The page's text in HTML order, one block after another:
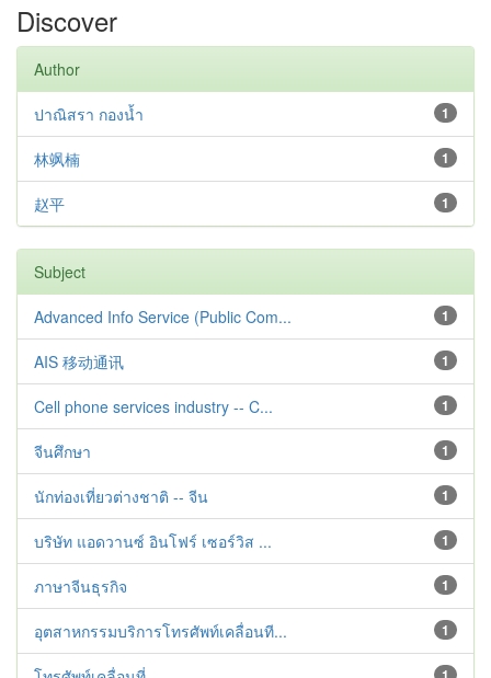
Discover
Author
1
ปาณิสรา กองน้ำ
1
林飒楠
1
赵平
Subject
1
Advanced Info Service (Public Com...
1
AIS 移动通讯
1
Cell phone services industry -- C...
1
จีนศึกษา
1
นักท่องเที่ยวต่างชาติ -- จีน
1
บริษัท แอดวานซ์ อินโฟร์ เซอร์วิส ...
1
ภาษาจีนธุรกิจ
1
อุตสาหกรรมบริการโทรศัพท์เคลื่อนที...